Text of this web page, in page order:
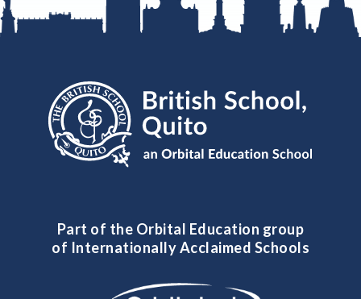
Part of the Orbital Education group
of Internationally Acclaimed Schools